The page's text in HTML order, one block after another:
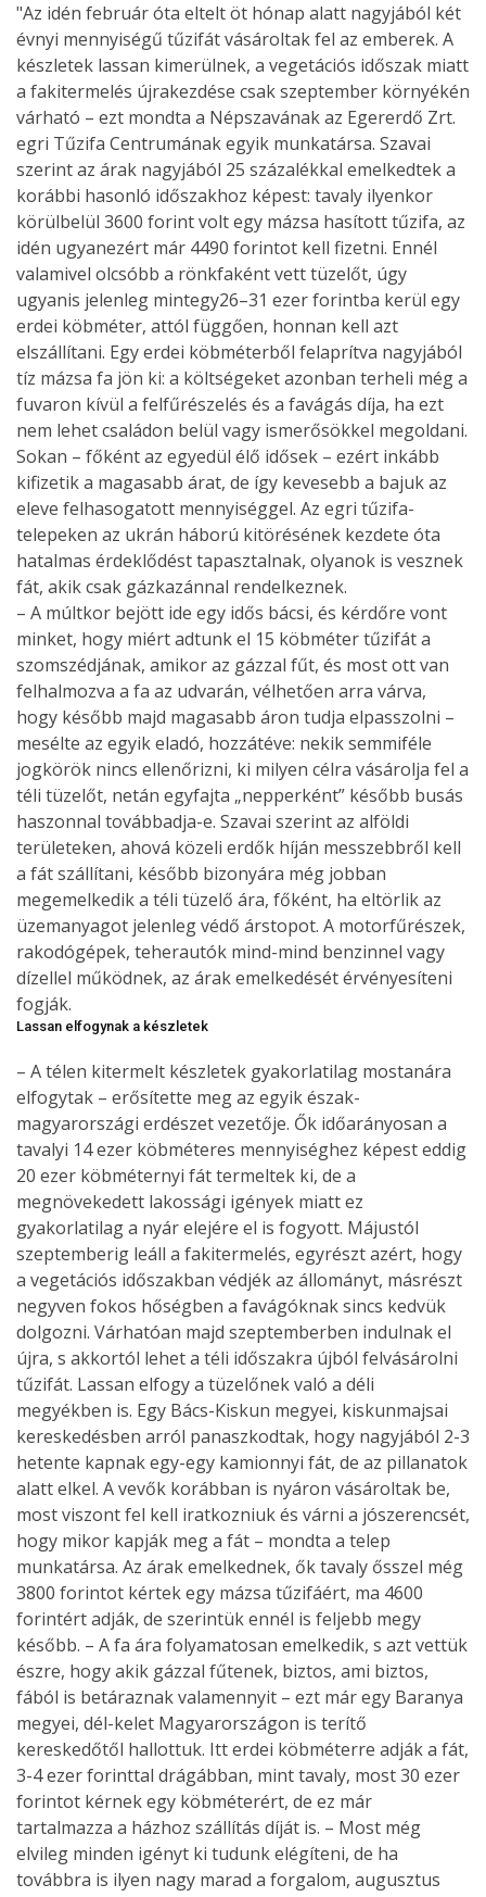
"Az idén február óta eltelt öt hónap alatt nagyjából két
évnyi mennyiségű tűzifát vásároltak fel az emberek. A
készletek lassan kimerülnek, a vegetációs időszak miatt
a fakitermelés újrakezdése csak szeptember környékén
várható – ezt mondta a Népszavának az Egererdő Zrt.
egri Tűzifa Centrumának egyik munkatársa. Szavai
szerint az árak nagyjából 25 százalékkal emelkedtek a
korábbi hasonló időszakhoz képest: tavaly ilyenkor
körülbelül 3600 forint volt egy mázsa hasított tűzifa, az
idén ugyanezért már 4490 forintot kell fizetni. Ennél
valamivel olcsóbb a rönkfaként vett tüzelőt, úgy
ugyanis jelenleg mintegy26–31 ezer forintba kerül egy
erdei köbméter, attól függően, honnan kell azt
elszállítani. Egy erdei köbméterből felaprítva nagyjából
tíz mázsa fa jön ki: a költségeket azonban terheli még a
fuvaron kívül a felfűrészelés és a favágás díja, ha ezt
nem lehet családon belül vagy ismerősökkel megoldani.
Sokan – főként az egyedül élő idősek – ezért inkább
kifizetik a magasabb árat, de így kevesebb a bajuk az
eleve felhasogatott mennyiséggel. Az egri tűzifa-
telepeken az ukrán háború kitörésének kezdete óta
hatalmas érdeklődést tapasztalnak, olyanok is vesznek
fát, akik csak gázkazánnal rendelkeznek.
– A múltkor bejött ide egy idős bácsi, és kérdőre vont
minket, hogy miért adtunk el 15 köbméter tűzifát a
szomszédjának, amikor az gázzal fűt, és most ott van
felhalmozva a fa az udvarán, vélhetően arra várva,
hogy később majd magasabb áron tudja elpasszolni –
mesélte az egyik eladó, hozzátéve: nekik semmiféle
jogkörök nincs ellenőrizni, ki milyen célra vásárolja fel a
téli tüzelőt, netán egyfajta „nepperként” később busás
haszonnal továbbadja-e. Szavai szerint az alföldi
területeken, ahová közeli erdők híján messzebbről kell
a fát szállítani, később bizonyára még jobban
megemelkedik a téli tüzelő ára, főként, ha eltörlik az
üzemanyagot jelenleg védő árstopot. A motorfűrészek,
rakodógépek, teherautók mind-mind benzinnel vagy
dízellel működnek, az árak emelkedését érvényesíteni
fogják.
Lassan elfogynak a készletek
– A télen kitermelt készletek gyakorlatilag mostanára
elfogytak – erősítette meg az egyik észak-
magyarországi erdészet vezetője. Ők időarányosan a
tavalyi 14 ezer köbméteres mennyiséghez képest eddig
20 ezer köbméternyi fát termeltek ki, de a
megnövekedett lakossági igények miatt ez
gyakorlatilag a nyár elejére el is fogyott. Májustól
szeptemberig leáll a fakitermelés, egyrészt azért, hogy
a vegetációs időszakban védjék az állományt, másrészt
negyven fokos hőségben a favágóknak sincs kedvük
dolgozni. Várhatóan majd szeptemberben indulnak el
újra, s akkortól lehet a téli időszakra újból felvásárolni
tűzifát. Lassan elfogy a tüzelőnek való a déli
megyékben is. Egy Bács-Kiskun megyei, kiskunmajsai
kereskedésben arról panaszkodtak, hogy nagyjából 2-3
hetente kapnak egy-egy kamionnyi fát, de az pillanatok
alatt elkel. A vevők korábban is nyáron vásároltak be,
most viszont fel kell iratkozniuk és várni a jószerencsét,
hogy mikor kapják meg a fát – mondta a telep
munkatársa. Az árak emelkednek, ők tavaly ősszel még
3800 forintot kértek egy mázsa tűzifáért, ma 4600
forintért adják, de szerintük ennél is feljebb megy
később. – A fa ára folyamatosan emelkedik, s azt vettük
észre, hogy akik gázzal fűtenek, biztos, ami biztos,
fából is betáraznak valamennyit – ezt már egy Baranya
megyei, dél-kelet Magyarországon is terítő
kereskedőtől hallottuk. Itt erdei köbméterre adják a fát,
3-4 ezer forinttal drágábban, mint tavaly, most 30 ezer
forintot kérnek egy köbméterért, de ez már
tartalmazza a házhoz szállítás díját is. – Most még
elvileg minden igényt ki tudunk elégíteni, de ha
továbbra is ilyen nagy marad a forgalom, augusztus